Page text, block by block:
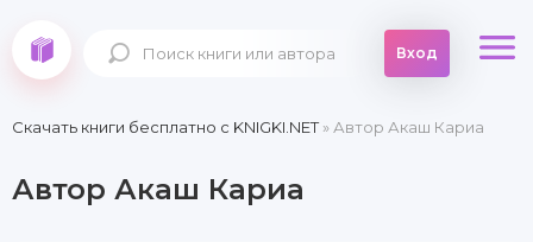
Вход
Скачать книги бесплатно c KNIGKI.NET» Автор Акаш Кариа
Автор Акаш Кариа